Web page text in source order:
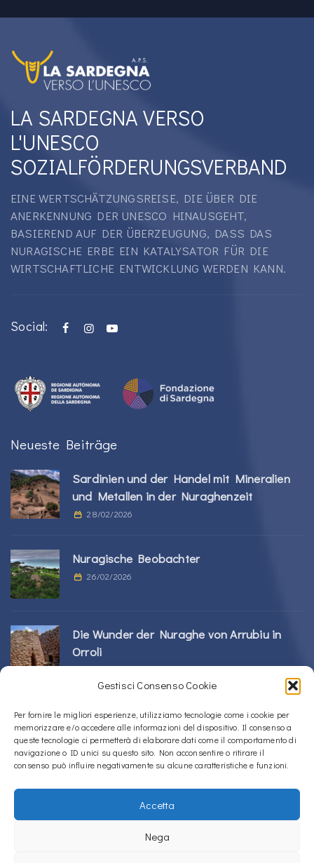
Gestisci Consenso Cookie
Per fornire le migliori esperienze, utilizziamo tecnologie come i cookie per
memorizzare e/o accedere alle informazioni del dispositivo. Il consenso a
queste tecnologie ci permetterà di elaborare dati come il comportamento di
navigazione o ID unici su questo sito. Non acconsentire o ritirare il
consenso può influire negativamente su alcune caratteristiche e funzioni.
Accetta
Nega
LA SARDEGNA VERSO
L'UNESCO
SOZIALFÖRDERUNGSVERBAND
EINE WERTSCHÄTZUNGSREISE, DIE ÜBER DIE
ANERKENNUNG DER UNESCO HINAUSGEHT,
BASIEREND AUF DER ÜBERZEUGUNG, DASS DAS
NURAGISCHE ERBE EIN KATALYSATOR FÜR DIE
WIRTSCHAFTLICHE ENTWICKLUNG WERDEN KANN.
Social:
Neueste Beiträge
Sardinien und der Handel mit Mineralien
und Metallen in der Nuraghenzeit
28/02/2026
Nuragische Beobachter
26/02/2026
Die Wunder der Nuraghe von Arrubiu in
Orroli
24/02/2026
Sos Nurattolos Nuragic-Komplex in Alà dei
Sardi
23/02/2026
Copyright © 2020 – 2026La Sardegna verso l'Unesco
Datenschutzerklärung